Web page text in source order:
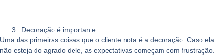
Decoração é importante
Uma das primeiras coisas que o cliente nota é a decoração. Caso ela
não esteja do agrado dele, as expectativas começam com frustração.